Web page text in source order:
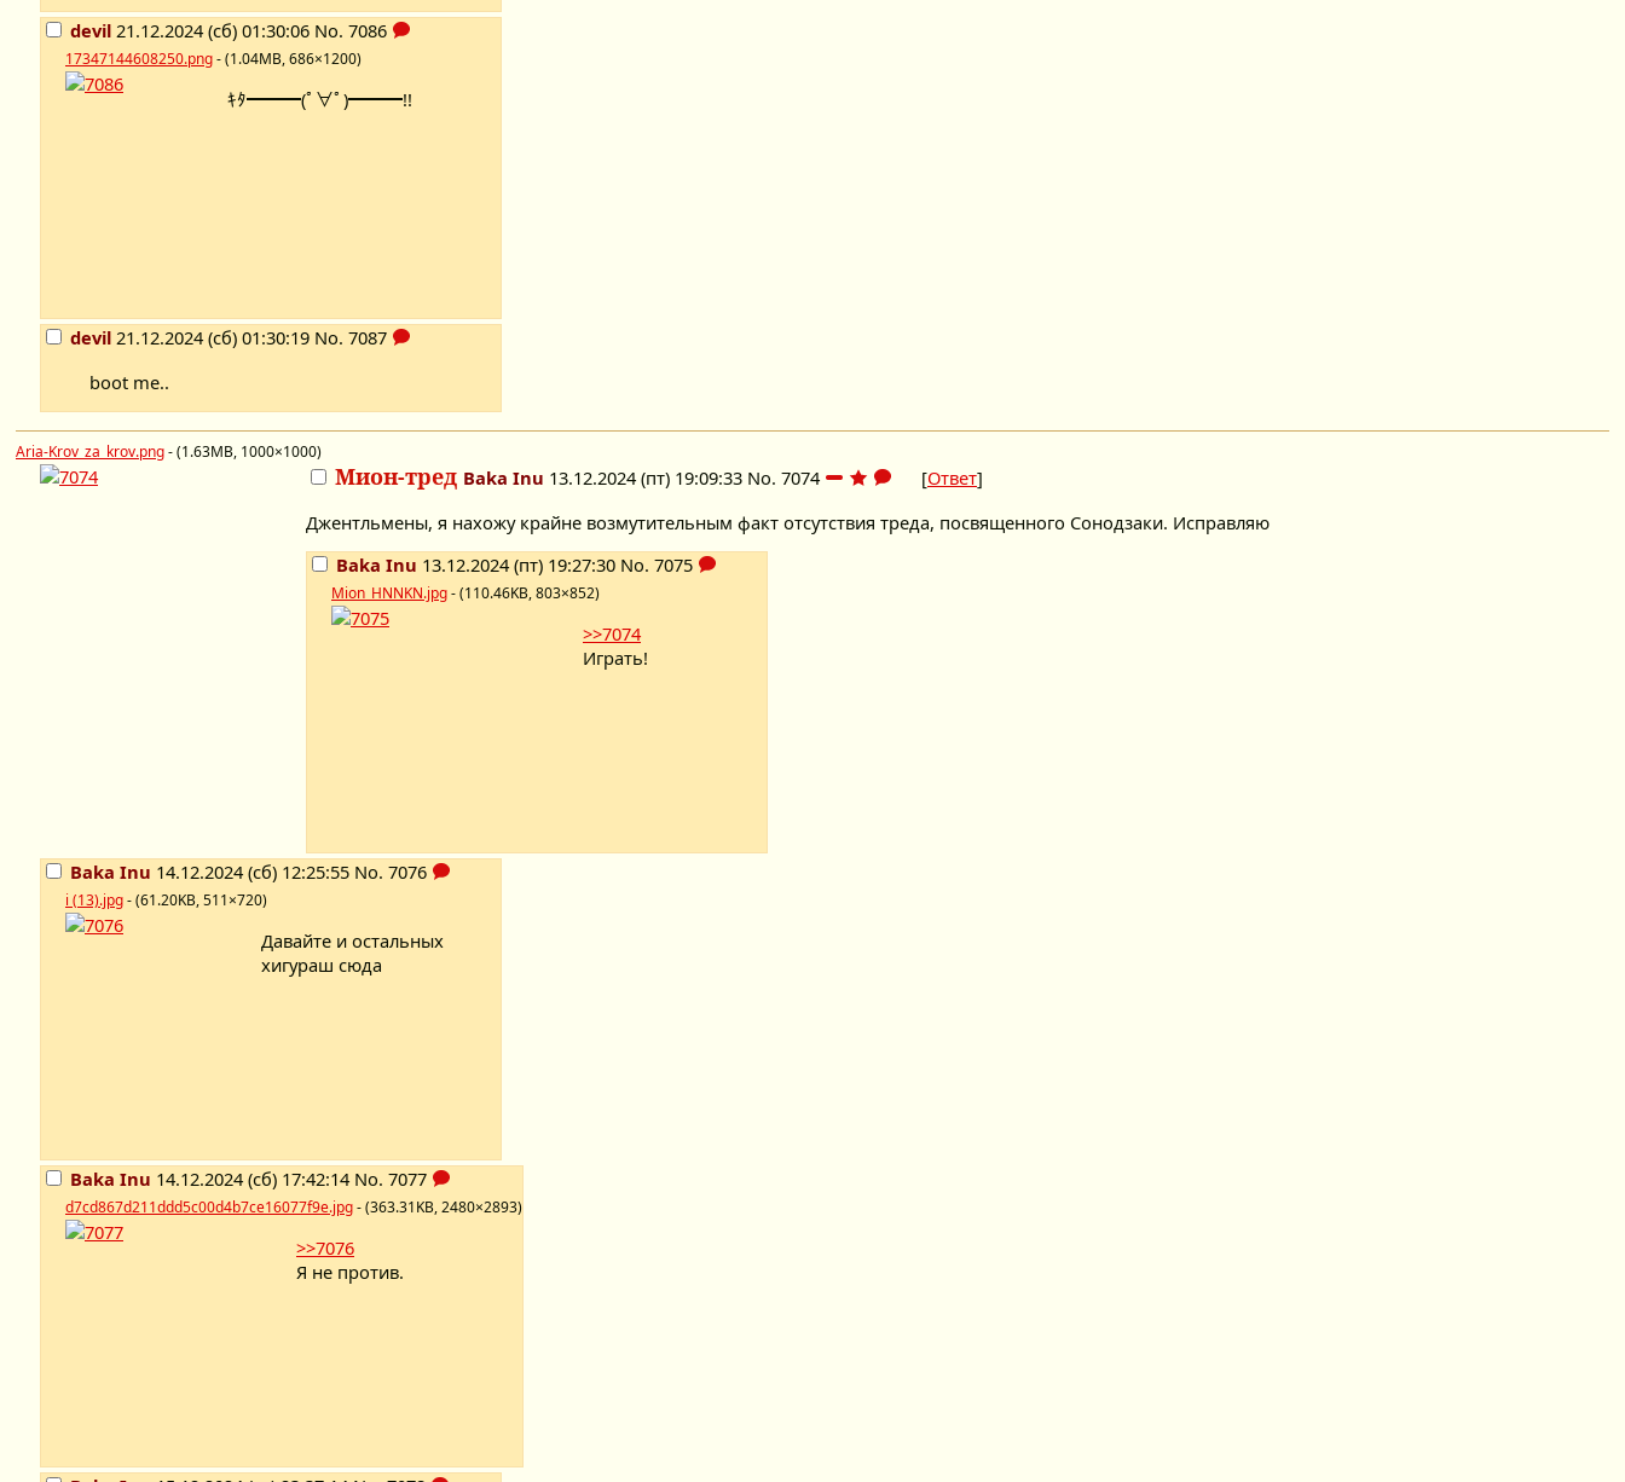
devil 21.12.2024 (сб) 01:30:06 No. 7086
17347144608250.png- (1.04MB, 686×1200)
ｷﾀ━━━(ﾟ∀ﾟ)━━━!!
devil 21.12.2024 (сб) 01:30:19 No. 7087
boot me..
Aria-Krov_za_krov.png- (1.63MB, 1000×1000)
Мион-тред Baka Inu 13.12.2024 (пт) 19:09:33 No. 7074 [Ответ]
Джентльмены, я нахожу крайне возмутительным факт отсутствия треда, посвященного Сонодзаки. Исправляю
Baka Inu 13.12.2024 (пт) 19:27:30 No. 7075
Mion_HNNKN.jpg- (110.46KB, 803×852)
>>7074
Играть!
Baka Inu 14.12.2024 (сб) 12:25:55 No. 7076
i (13).jpg- (61.20KB, 511×720)
Давайте и остальных
хигураш сюда
Baka Inu 14.12.2024 (сб) 17:42:14 No. 7077
d7cd867d211ddd5c00d4b7ce16077f9e.jpg- (363.31KB, 2480×2893)
>>7076
Я не против.